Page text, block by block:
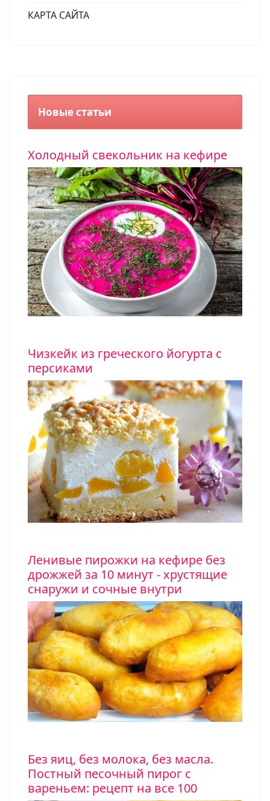
КАРТА САЙТА
Новые статьи
Холодный свекольник на кефире
Чизкейк из греческого йогурта с
персиками
Ленивые пирожки на кефире без
дрожжей за 10 минут - хрустящие
снаружи и сочные внутри
Без яиц, без молока, без масла.
Постный песочный пирог с
вареньем: рецепт на все 100